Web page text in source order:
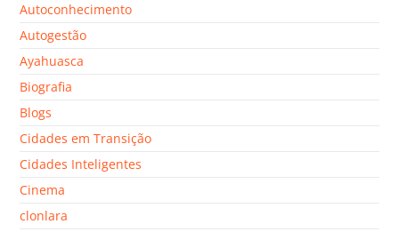
Autoconhecimento
Autogestão
Ayahuasca
Biografia
Blogs
Cidades em Transição
Cidades Inteligentes
Cinema
clonlara